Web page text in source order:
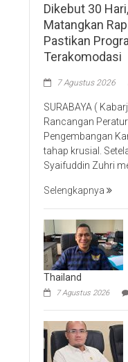
Dikebut 30
Matangkan
Pastikan
Terakomodasi
7 Agustus 2026
SURABAYA (
Rancangan
Pengembangan
tahap krusial.
Syaifuddin Zuhri
Selengkapnya
Thailand
7 Agustus 2026